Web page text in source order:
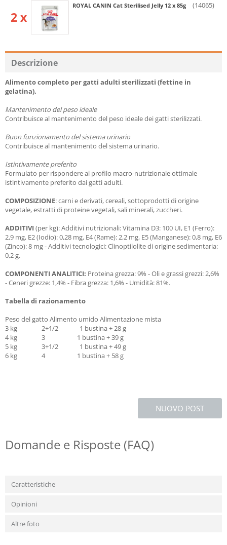
2 x
ROYAL CANIN Cat Sterilised Jelly 12 x 85g (14065)
Descrizione
Alimento completo per gatti adulti sterilizzati (fettine in
gelatina).
Mantenimento del peso ideale
Contribuisce al mantenimento del peso ideale dei gatti sterilizzati.
Buon funzionamento del sistema urinario
Contribuisce al mantenimento del sistema urinario.
Istintivamente preferito
Formulato per rispondere al profilo macro-nutrizionale ottimale
istintivamente preferito dai gatti adulti.
COMPOSIZIONE: carni e derivati, cereali, sottoprodotti di origine
vegetale, estratti di proteine vegetali, sali minerali, zuccheri.
ADDITIVI (per kg): Additivi nutrizionali: Vitamina D3: 100 UI, E1 (Ferro):
2,9 mg, E2 (Iodio): 0,28 mg, E4 (Rame): 2,2 mg, E5 (Manganese): 0,8 mg, E6
(Zinco): 8 mg - Additivi tecnologici: Clinoptilolite di origine sedimentaria:
0,2 g.
COMPONENTI ANALITICI: Proteina grezza: 9% - Oli e grassi grezzi: 2,6%
- Ceneri grezze: 1,4% - Fibra grezza: 1,6% - Umidità: 81%.
Tabella di razionamento
Peso del gatto Alimento umido Alimentazione mista
3 kg 2+1/2 1 bustina + 28 g
4 kg 3 1 bustina + 39 g
5 kg 3+1/2 1 bustina + 49 g
6 kg 4 1 bustina + 58 g
NUOVO POST
Domande e Risposte (FAQ)
Caratteristiche
Opinioni
Altre foto